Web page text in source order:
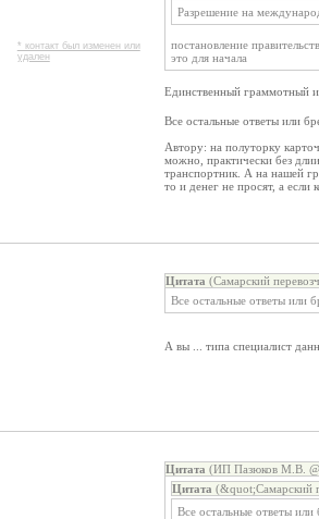
* контакт был изменен или
удален
Разрешение на
постановление
это для начала
Единственный граммотный
Все остальные ответы или
Автору: на полуторку
можно, практически без
транспортник. А на нашей
то и денег не просят, а если
Цитата (Самарский
Все остальные ответы или
А вы ... типа специалист
Цитата (ИП Пазюков М.В.
Цитата (&quot;Самарский
Все остальные ответы или